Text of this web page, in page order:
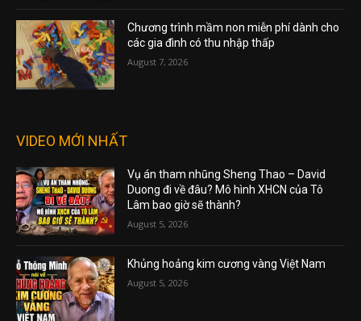
Chương trình mầm non miễn phí dành cho
các gia đình có thu nhập thấp
August 7, 2026
VIDEO MỚI NHẤT
Vụ án tham nhũng Sheng Thao – David
Duong đi về đâu? Mô hình XHCN của Tô
Lâm bao giờ sẽ thành?
August 5, 2026
Khủng hoảng kim cương vàng Việt Nam
August 5, 2026